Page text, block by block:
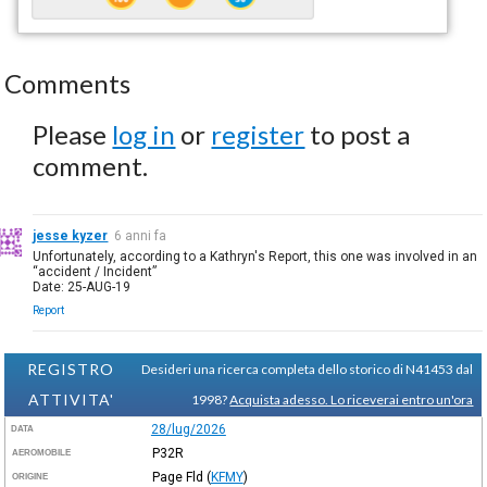
Comments
Please log in or register to post a
comment.
jesse kyzer 6 anni fa
Unfortunately, according to a Kathryn's Report, this one was involved in an
“accident / Incident”
Date: 25-AUG-19
Report
REGISTRO
ATTIVITA'
Desideri una ricerca completa dello storico di N41453 dal
1998?Acquista adesso. Lo riceverai entro un'ora
DATA 28/lug/2026
AEROMOBILE P32R
ORIGINE Page Fld (KFMY)